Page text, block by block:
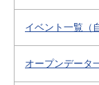
イベント一覧（
オープンデータ